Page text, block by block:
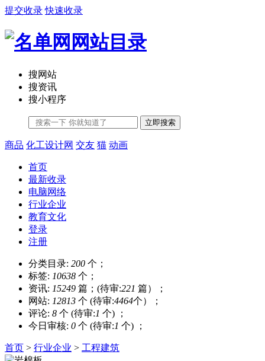
提交收录 快速收录
搜网站
搜资讯
搜小程序
立即搜索
商品 化工设计网 交友 猫 动画
首页
最新收录
电脑网络
行业企业
教育文化
登录
注册
分类目录: 200 个；
标签: 10638 个；
资讯: 15249 篇；(待审:221 篇）；
网站: 12813 个 (待审:4464个）；
评论: 8 个 (待审:1 个) ；
今日审核: 0 个 (待审:1 个) ；
首页 > 行业企业 > 工程建筑